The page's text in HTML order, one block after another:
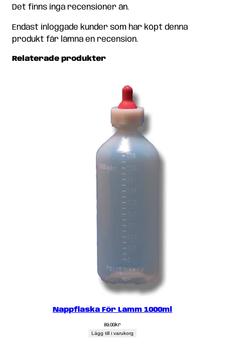
Det finns inga recensioner än.
Endast inloggade kunder som har köpt denna
produkt får lämna en recension.
Relaterade produkter
Nappflaska För Lamm 1000ml
89.00kr
Lägg till i varukorg